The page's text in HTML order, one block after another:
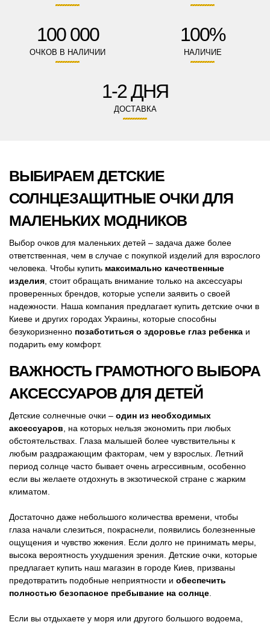
100 000
ОЧКОВ В НАЛИЧИИ
100%
НАЛИЧИЕ
1-2 ДНЯ
ДОСТАВКА
ВЫБИРАЕМ ДЕТСКИЕ
СОЛНЦЕЗАЩИТНЫЕ ОЧКИ ДЛЯ
МАЛЕНЬКИХ МОДНИКОВ
Выбор очков для маленьких детей – задача даже более
ответственная, чем в случае с покупкой изделий для взрослого
человека. Чтобы купить максимально качественные
изделия , стоит обращать внимание только на аксессуары
проверенных брендов, которые успели заявить о своей
надежности. Наша компания предлагает купить детские очки в
Киеве и других городах Украины, которые способны
безукоризненно позаботиться о здоровье глаз ребенка и
подарить ему комфорт.
ВАЖНОСТЬ ГРАМОТНОГО ВЫБОРА
АКСЕССУАРОВ ДЛЯ ДЕТЕЙ
Детские солнечные очки – один из необходимых
аксессуаров , на которых нельзя экономить при любых
обстоятельствах. Глаза малышей более чувствительны к
любым раздражающим факторам, чем у взрослых. Летний
период солнце часто бывает очень агрессивным, особенно
если вы желаете отдохнуть в экзотической стране с жарким
климатом.
Достаточно даже небольшого количества времени, чтобы
глаза начали слезиться, покраснели, появились болезненные
ощущения и чувство жжения. Если долго не принимать меры,
высока вероятность ухудшения зрения. Детские очки, которые
предлагает купить наш магазин в городе Киев, призваны
предотвратить подобные неприятности и обеспечить
полностью безопасное пребывание на солнце
Если вы отдыхаете у моря или другого большого водоема,